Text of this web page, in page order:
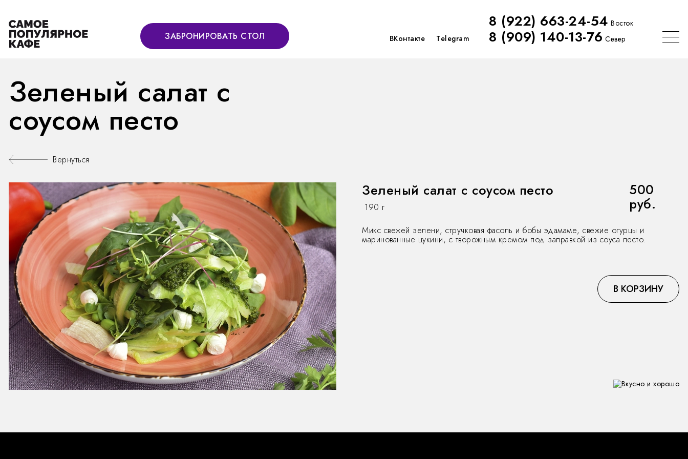
ЗАБРОНИРОВАТЬ СТОЛ ВКонтакте Telegram
8 (922) 663-24-54 Восток
8 (909) 140-13-76 Север
Зеленый салат с
соусом песто
Вернуться
Зеленый салат с соусом песто
190 г
500
руб.
Микс свежей зелени, стручковая фасоль и бобы эдамаме, свежие огурцы и
маринованные цукини, с творожным кремом под заправкой из соуса песто.
В КОРЗИНУ